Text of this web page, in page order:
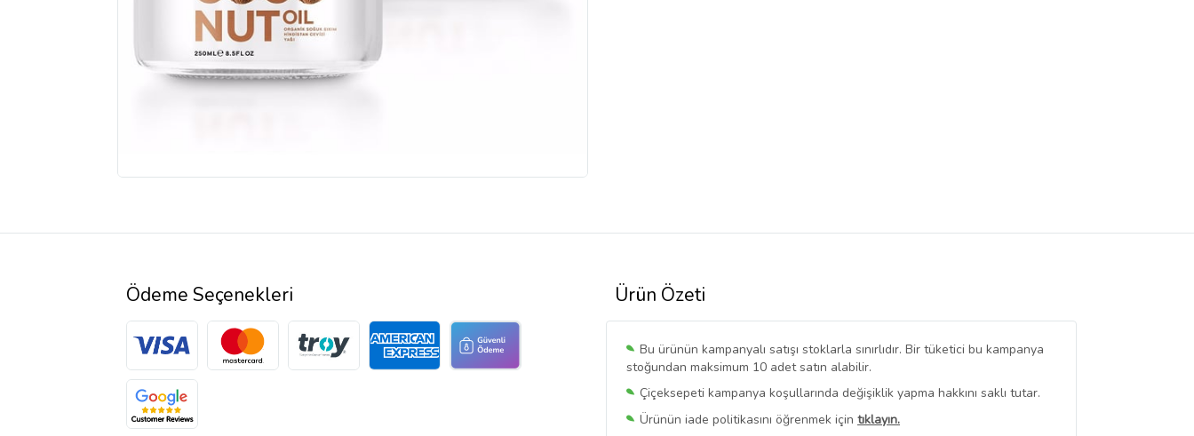
Ürün Özeti
Bu ürünün kampanyalı satışı stoklarla sınırlıdır. Bir tüketici bu kampanya
stoğundan maksimum 10 adet satın alabilir.
Çiçeksepeti kampanya koşullarında değişiklik yapma hakkını saklı tutar.
Ürünün iade politikasını öğrenmek için tıklayın.
Ödeme Seçenekleri